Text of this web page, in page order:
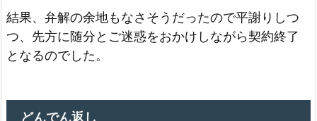
結果、弁解の余地もなさそうだったので平謝りしつ
つ、先方に随分とご迷惑をおかけしながら契約終了
となるのでした。
どんでん返し